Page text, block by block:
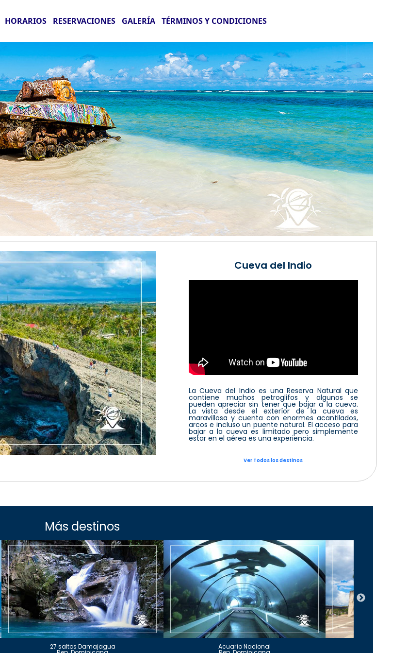
HORARIOS RESERVACIONES GALERÍA TÉRMINOS Y CONDICIONES
Cueva del Indio
La Cueva del Indio es una Reserva Natural que
contiene muchos petroglifos y algunos se
pueden apreciar sin tener que bajar a la cueva.
La vista desde el exteríor de la cueva es
maravillosa y cuenta con enormes acantilados,
arcos e incluso un puente natural. El acceso para
bajar a la cueva es limitado pero simplemente
estar en el aérea es una experiencia.
Ver Todos los destinos
Más destinos
27 saltos Damajagua Acuarío Nacional